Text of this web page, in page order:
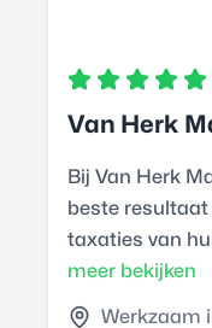
Van Herk
Bij Van Herk
beste resultaat
taxaties van
meer bekijken
Werkzaam